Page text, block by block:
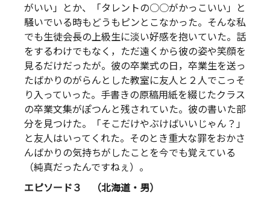
がいい」とか、「タレントの○○がかっこいい」と
騒いでいる時もどうもピンとこなかった。そんな私
でも生徒会長の上級生に淡い好感を抱いていた。話
をするわけでもなく，ただ遠くから彼の姿や笑顔を
見るだけだったが。彼の卒業式の日，卒業生を送っ
たばかりのがらんとした教室に友人と２人でこっそ
り入っていった。手書きの原稿用紙を綴じたクラス
の卒業文集がぽつんと残されていた。彼の書いた部
分を見つけた。「そこだけやぶけばいいじゃん？」
と友人はいってくれた。そのとき重大な罪をおかさ
んばかりの気持ちがしたことを今でも覚えている
（純真だったんですねぇ）。
エピソード３ （北海道・男）